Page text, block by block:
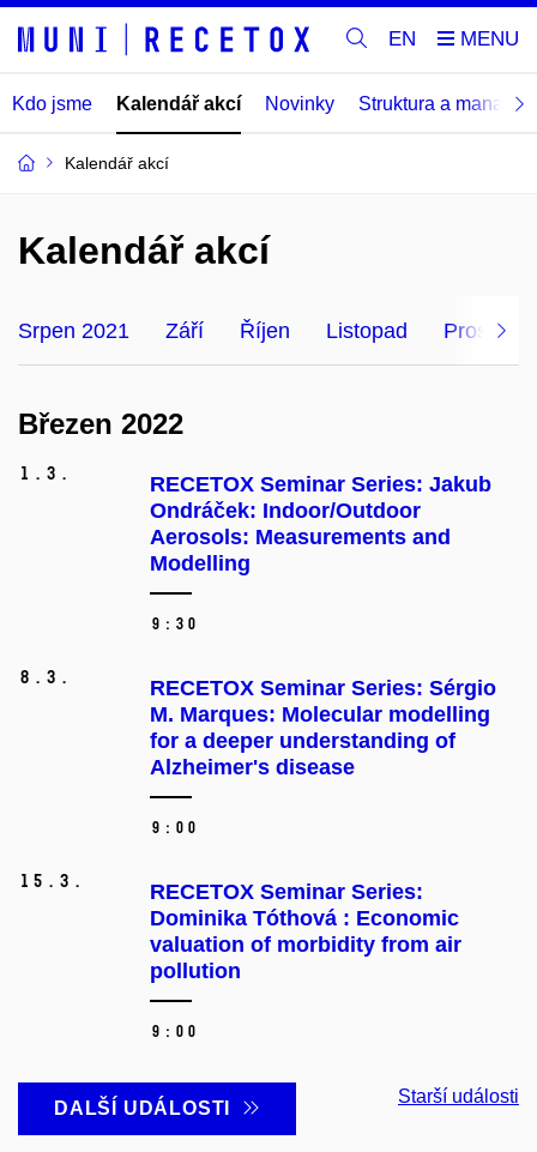
EN
Kdo jsme Kalendář akcí Novinky Struktura a
Kalendář akcí
Kalendář akcí
Srpen 2021 Září Říjen Listopad Prosinec
Březen 2022
1. 3.
RECETOX Seminar Series: Jakub
Ondráček: Indoor/Outdoor
Aerosols: Measurements and
Modelling
9:30
8. 3.
RECETOX Seminar Series: Sérgio
M. Marques: Molecular modelling
for a deeper understanding of
Alzheimer's disease
9:00
15. 3.
RECETOX Seminar Series:
Dominika Tóthová : Economic
valuation of morbidity from air
pollution
9:00
DALŠÍ UDÁLOSTI
Starší události